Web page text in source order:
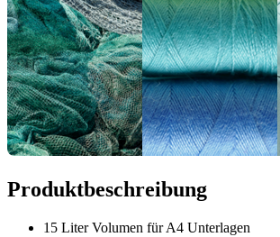
Produktbeschreibung
15 Liter Volumen für A4 Unterlagen